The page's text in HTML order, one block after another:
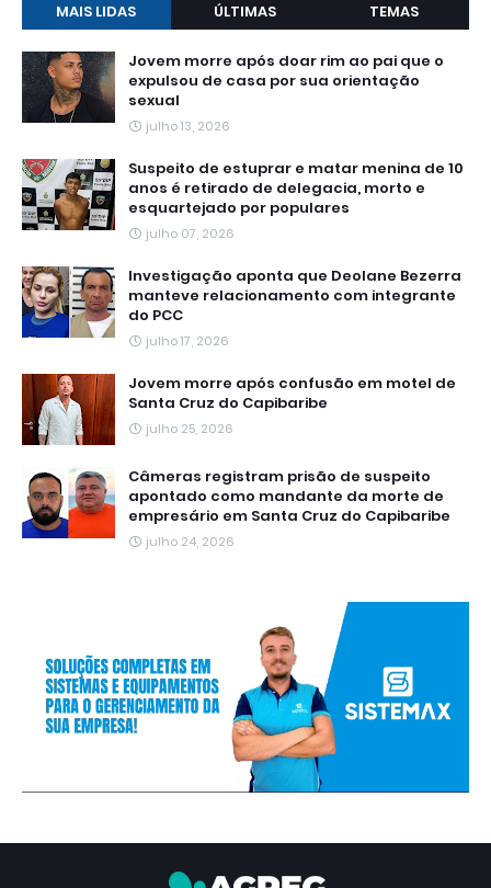
MAIS LIDAS ÚLTIMAS TEMAS
Jovem morre após doar rim ao pai que o
expulsou de casa por sua orientação
sexual
julho 13, 2026
Suspeito de estuprar e matar menina de 10
anos é retirado de delegacia, morto e
esquartejado por populares
julho 07, 2026
Investigação aponta que Deolane Bezerra
manteve relacionamento com integrante
do PCC
julho 17, 2026
Jovem morre após confusão em motel de
Santa Cruz do Capibaribe
julho 25, 2026
Câmeras registram prisão de suspeito
apontado como mandante da morte de
empresário em Santa Cruz do Capibaribe
julho 24, 2026